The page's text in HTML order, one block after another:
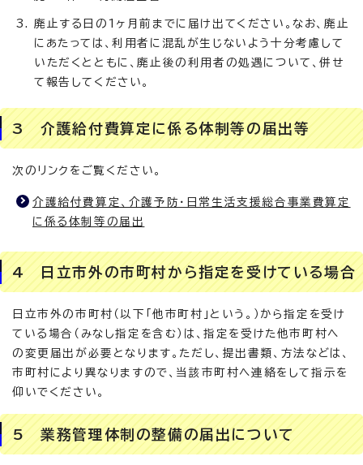
廃止する日の1ヶ月前までに届け出てください。なお、廃止
にあたっては、利用者に混乱が生じないよう十分考慮して
いただくとともに、廃止後の利用者の処遇について、併せ
て報告してください。
3 介護給付費算定に係る体制等の届出等
次のリンクをご覧ください。
介護給付費算定、介護予防・日常生活支援総合事業費算定
に係る体制等の届出
4 日立市外の市町村から指定を受けている場合
日立市外の市町村（以下「他市町村」という。）から指定を受け
ている場合（みなし指定を含む）は、指定を受けた他市町村へ
の変更届出が必要となります。ただし、提出書類、方法などは、
市町村により異なりますので、当該市町村へ連絡をして指示を
仰いでください。
5 業務管理体制の整備の届出について